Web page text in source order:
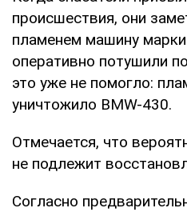
происшествия, они
пламенем машину
оперативно потушили
это уже не помогло:
уничтожило BMW-430.
Отмечается, что
не подлежит
Согласно